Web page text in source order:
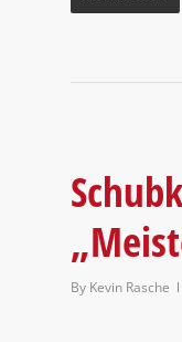
By Kevin Rasche